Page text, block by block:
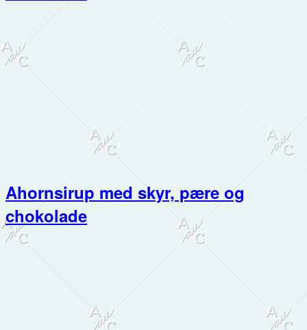
Ahornsirup med skyr, pære og
chokolade